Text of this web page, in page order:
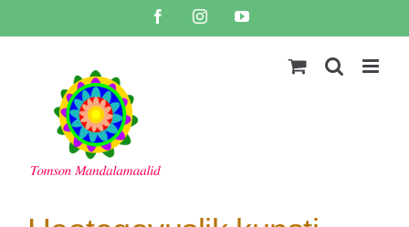
to
FacebookInstagramYouTube